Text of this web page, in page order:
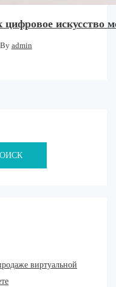
цифровое искусство
admin
виртуальной